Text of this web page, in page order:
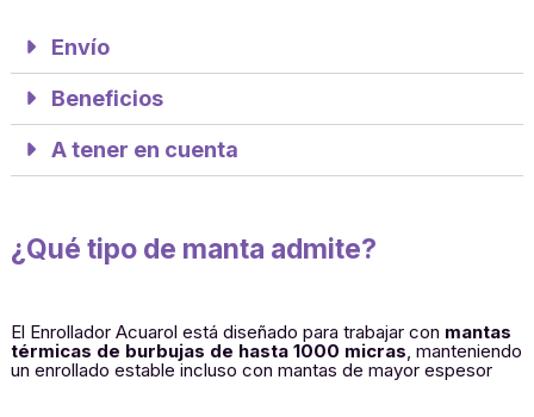
Envío
Beneficios
A tener en cuenta
¿Qué tipo de manta admite?
El Enrollador Acuarol está diseñado para trabajar con mantas
térmicas de burbujas de hasta 1000 micras, manteniendo
un enrollado estable incluso con mantas de mayor espesor